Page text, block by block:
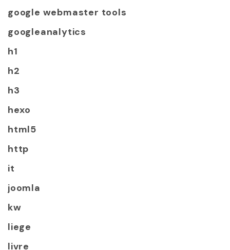
google webmaster tools
googleanalytics
h1
h2
h3
hexo
html5
http
it
joomla
kw
liege
livre